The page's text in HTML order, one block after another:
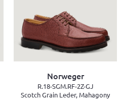
Norweger
R.18-SGM.RF-2Z-GJ
Scotch Grain Leder, Mahagony